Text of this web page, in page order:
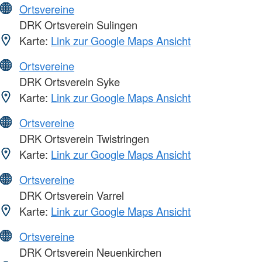
Ortsvereine
DRK Ortsverein Sulingen
Karte: Link zur Google Maps Ansicht
Ortsvereine
DRK Ortsverein Syke
Karte: Link zur Google Maps Ansicht
Ortsvereine
DRK Ortsverein Twistringen
Karte: Link zur Google Maps Ansicht
Ortsvereine
DRK Ortsverein Varrel
Karte: Link zur Google Maps Ansicht
Ortsvereine
DRK Ortsverein Neuenkirchen